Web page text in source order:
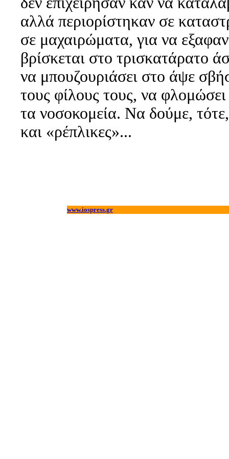
αλλά περιορίστηκαν σε
σε μαχαιρώματα, για να
βρίσκεται στο τρισκατάρατο
να μπουζουριάσει στο άψε
τους φίλους τους, να
τα νοσοκομεία. Να δούμε,
και «ρέπλικες»...
www.iospress.gr